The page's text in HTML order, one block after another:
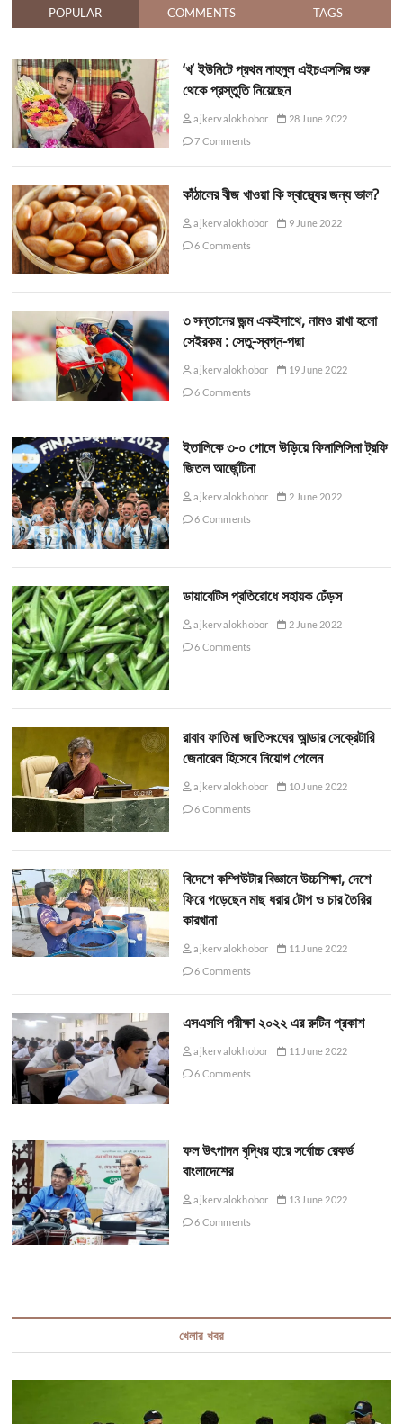
POPULAR COMMENTS TAGS
‘খ’ ইউনিটে প্রথম নাহনুল এইচএসসির শুরু
থেকে প্রস্তুতি নিয়েছেন
ajkervalokhobor
28 June 2022
7 Comments
কাঁঠালের বীজ খাওয়া কি স্বাস্থ্যের জন্য ভাল?
ajkervalokhobor
9 June 2022
6 Comments
৩ সন্তানের জন্ম একইসাথে, নামও রাখা হলো
সেইরকম : সেতু-স্বপ্ন-পদ্মা
ajkervalokhobor
19 June 2022
6 Comments
ইতালিকে ৩-০ গোলে উড়িয়ে ফিনালিসিমা ট্রফি
জিতল আর্জেন্টিনা
ajkervalokhobor
2 June 2022
6 Comments
ডায়াবেটিস প্রতিরোধে সহায়ক ঢেঁড়স
ajkervalokhobor
2 June 2022
6 Comments
রাবাব ফাতিমা জাতিসংঘের আন্ডার সেক্রেটারি
জেনারেল হিসেবে নিয়োগ পেলেন
ajkervalokhobor
10 June 2022
6 Comments
বিদেশে কম্পিউটার বিজ্ঞানে উচ্চশিক্ষা, দেশে
ফিরে গড়েছেন মাছ ধরার টোপ ও চার তৈরির
কারখানা
ajkervalokhobor
11 June 2022
6 Comments
এসএসসি পরীক্ষা ২০২২ এর রুটিন প্রকাশ
ajkervalokhobor
11 June 2022
6 Comments
ফল উৎপাদন বৃদ্ধির হারে সর্বোচ্চ রেকর্ড
বাংলাদেশের
ajkervalokhobor
13 June 2022
6 Comments
খেলার খবর